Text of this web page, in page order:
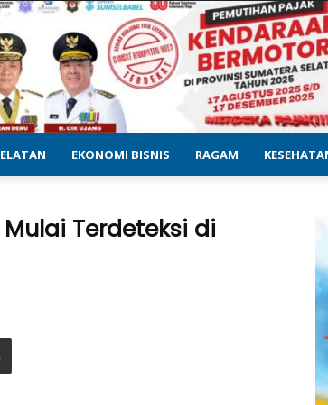
EKONOMI BISNIS RAGAM
Terdeteksi di